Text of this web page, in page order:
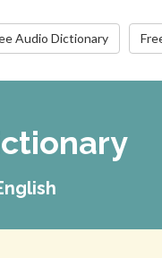
Audio Dictionary